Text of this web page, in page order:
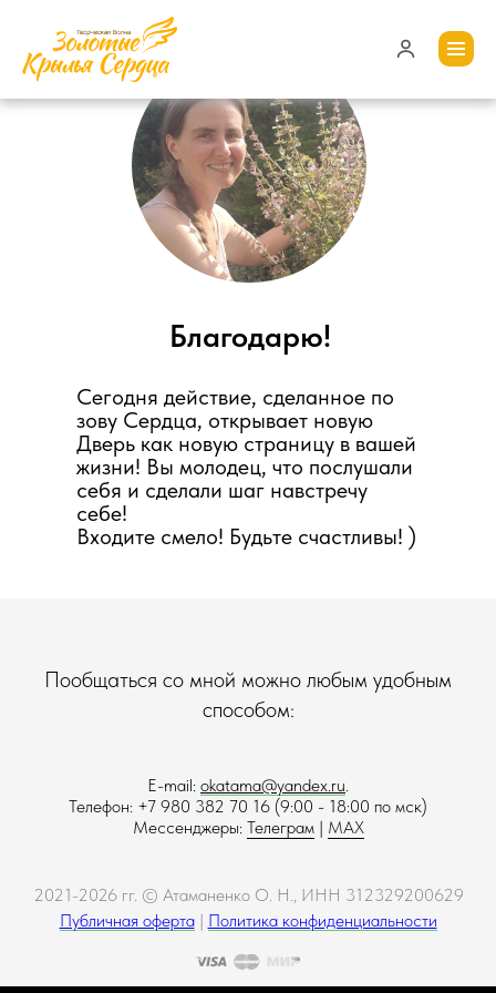
Сегодня действие, сделанное по
зову Сердца, открывает новую
Дверь как новую страницу в вашей
жизни! Вы молодец, что послушали
себя и сделали шаг навстречу
себе!
Входите смело! Будьте счастливы! )
Благодарю!
Пообщаться со мной можно любым удобным
способом:
E-mail: okatama@yandex.ru.
Телефон: +7 980 382 70 16 (9:00 - 18:00 по мск)
Мессенджеры: Телеграм| MAX
2021-2026 гг. © Атаманенко О. Н., ИНН 312329200629
Публичная оферта| Политика конфиденциальности